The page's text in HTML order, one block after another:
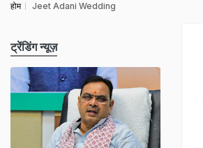
होम Jeet Adani Wedding
ट्रेंडिंग न्यूज़